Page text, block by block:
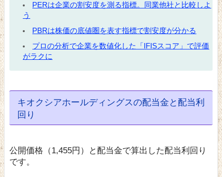
PERは企業の割安度を測る指標。同業他社と比較しよ
う
PBRは株価の底値圏を表す指標で割安度が分かる
プロの分析で企業を数値化した「IFISスコア」で評価
がラクに
キオクシアホールディングスの配当金と配当利
回り
公開価格（1,455円）と配当金で算出した配当利回り
です。